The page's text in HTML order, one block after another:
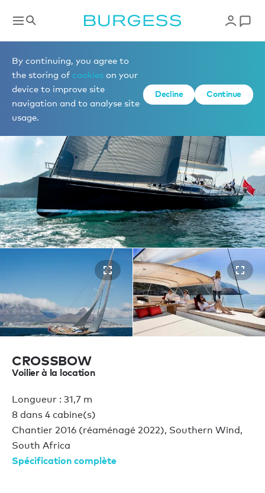
By continuing, you agree to
the storing of cookies on your
device to improve site
navigation and to analyse site
usage.
Decline Continue
Yachts à la location
1 de 16 photos
CROSSBOW
Voilier à la location
Longueur : 31,7 m
8 dans 4 cabine(s)
Chantier 2016 (réaménagé 2022), Southern Wind,
South Africa
Spécification complète